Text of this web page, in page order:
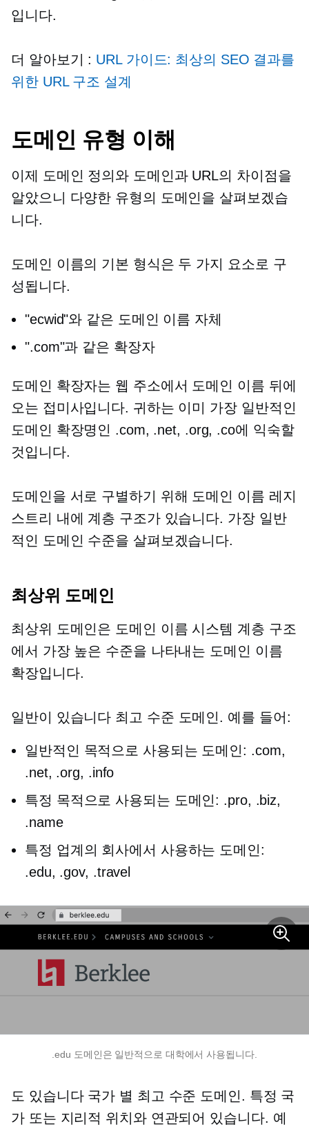
입니다.
더 알아보기 : URL 가이드: 최상의 SEO 결과를
위한 URL 구조 설계
도메인 유형 이해
이제 도메인 정의와 도메인과 URL의 차이점을
알았으니 다양한 유형의 도메인을 살펴보겠습
니다.
도메인 이름의 기본 형식은 두 가지 요소로 구
성됩니다.
"ecwid"와 같은 도메인 이름 자체
".com"과 같은 확장자
도메인 확장자는 웹 주소에서 도메인 이름 뒤에
오는 접미사입니다. 귀하는 이미 가장 일반적인
도메인 확장명인 .com, .net, .org, .co에 익숙할
것입니다.
도메인을 서로 구별하기 위해 도메인 이름 레지
스트리 내에 계층 구조가 있습니다. 가장 일반
적인 도메인 수준을 살펴보겠습니다.
최상위 도메인
최상위 도메인은 도메인 이름 시스템 계층 구조
에서 가장 높은 수준을 나타내는 도메인 이름
확장입니다.
일반이 있습니다 최고 수준 도메인. 예를 들어:
일반적인 목적으로 사용되는 도메인: .com,
.net, .org, .info
특정 목적으로 사용되는 도메인: .pro, .biz,
.name
특정 업계의 회사에서 사용하는 도메인:
.edu, .gov, .travel
.edu 도메인은 일반적으로 대학에서 사용됩니다.
도 있습니다 국가 별 최고 수준 도메인. 특정 국
가 또는 지리적 위치와 연관되어 있습니다. 예